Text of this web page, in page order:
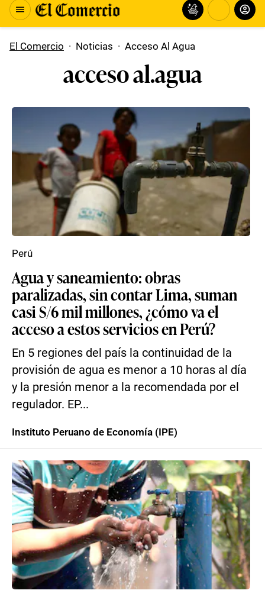
El Comercio · Noticias · Acceso Al Agua
acceso al.agua
Agua y saneamiento: obras
paralizadas, sin contar Lima, suman
casi S/6 mil millones, ¿cómo va el
acceso a estos servicios en Perú?
En 5 regiones del país la continuidad de la
provisión de agua es menor a 10 horas al día
y la presión menor a la recomendada por el
regulador. EP...
Perú
Instituto Peruano de Economía (IPE)